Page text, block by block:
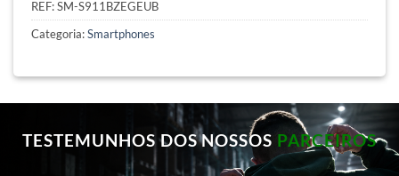
REF:SM-S911BZEGEUB
Categoria:Smartphones
TESTEMUNHOS DOS NOSSOS PARCEIROS